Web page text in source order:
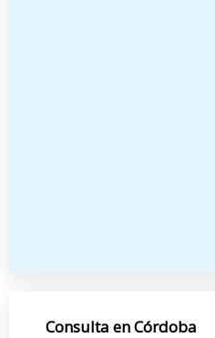
Consulta en Córdoba